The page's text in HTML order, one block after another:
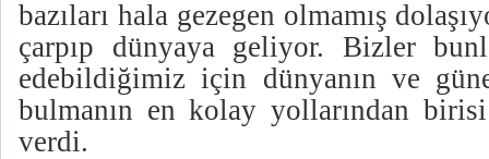
bazıları hala gezegen olmamış
çarpıp dünyaya geliyor. Bizler
edebildiğimiz için dünyanın ve
bulmanın en kolay yollarından
verdi.